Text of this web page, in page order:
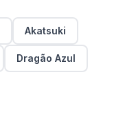
Akatsuki
Dragão Azul